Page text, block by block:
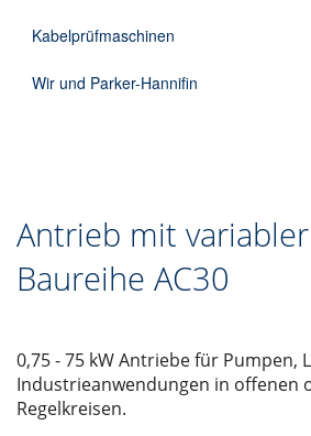
Kabelprüfmaschinen
Wir und Parker-Hannifin
Antrieb mit
Baureihe AC30
0,75 - 75 kW Antriebe für Pumpen,
Industrieanwendungen in offenen
Regelkreisen.